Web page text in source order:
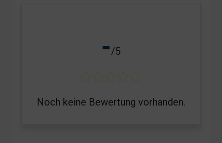
-/5
Noch keine Bewertung vorhanden.